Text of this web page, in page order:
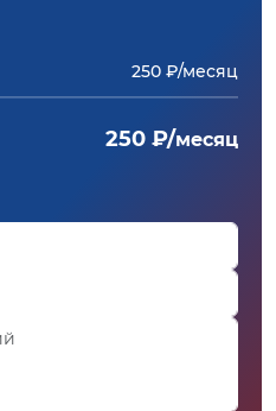
250 ₽/месяц
250 ₽/месяц